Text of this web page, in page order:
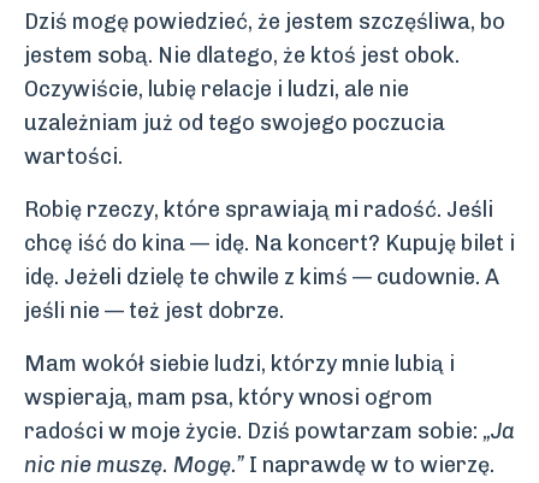
Dziś mogę powiedzieć, że jestem szczęśliwa, bo
jestem sobą. Nie dlatego, że ktoś jest obok.
Oczywiście, lubię relacje i ludzi, ale nie
uzależniam już od tego swojego poczucia
wartości.
Robię rzeczy, które sprawiają mi radość. Jeśli
chcę iść do kina — idę. Na koncert? Kupuję bilet i
idę. Jeżeli dzielę te chwile z kimś — cudownie. A
jeśli nie — też jest dobrze.
Mam wokół siebie ludzi, którzy mnie lubią i
wspierają, mam psa, który wnosi ogrom
radości w moje życie. Dziś powtarzam sobie: „Ja
nic nie muszę. Mogę.” I naprawdę w to wierzę.